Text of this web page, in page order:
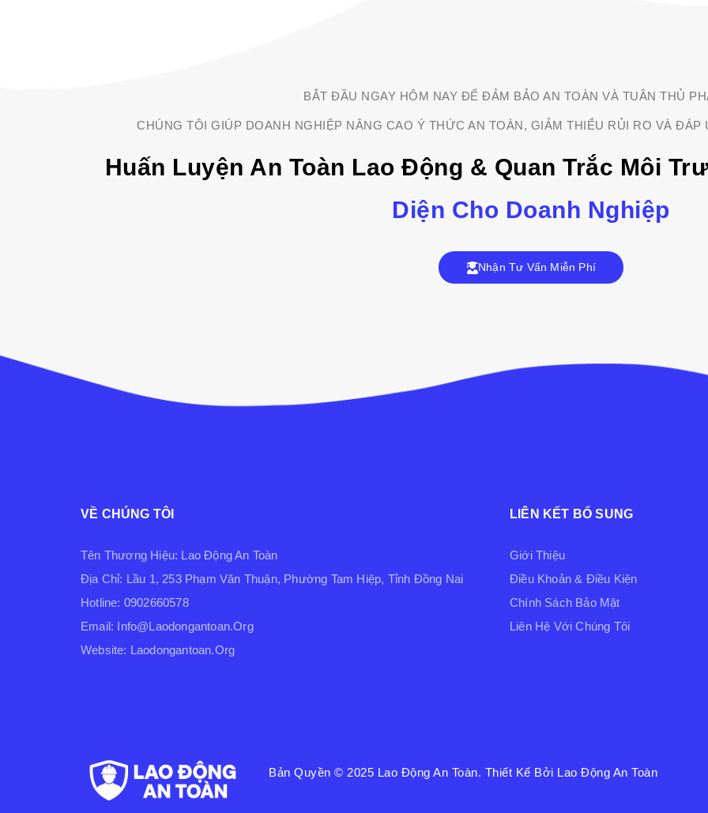
BẮT ĐẦU NGAY HÔM NAY ĐỂ ĐẢM BẢO AN TOÀN VÀ TUÂN THỦ
CHÚNG TÔI GIÚP DOANH NGHIỆP NÂNG CAO Ý THỨC AN TOÀN, GIẢM THIỂU RỦI RO VÀ
Huấn Luyện An Toàn Lao Động & Quan Trắc Môi
Diện Cho Doanh Nghiệp
Nhận Tư Vấn Miễn Phí
VỀ CHÚNG TÔI
Tên Thương Hiệu: Lao Động An Toàn
Địa Chỉ: Lầu 1, 253 Phạm Văn Thuận, Phường Tam Hiệp, Tỉnh Đồng Nai
Hotline: 0902660578
Email: Info@laodongantoan.org
Website: Laodongantoan.org
LIÊN KẾT BỔ SUNG
Giới Thiệu
Điều Khoản & Điều Kiện
Chính Sách Bảo Mật
Liên Hệ Với Chúng Tôi
Bản Quyền © 2025 Lao Động An Toàn. Thiết Kế Bởi Lao Động An Toàn